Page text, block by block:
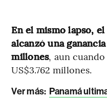
En el mismo lapso, el
alcanzó una
millones, aun
US$3.762 millones.
Ver más: Panamá